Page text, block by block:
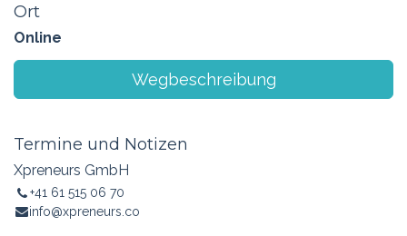
Ort
Online
Wegbeschreibung
Termine und Notizen
Xpreneurs GmbH
+41 61 515 06 70
info@xpreneurs.co